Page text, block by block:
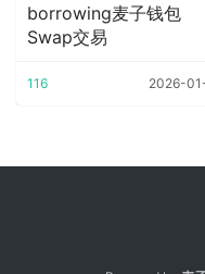
borrowing麦子钱包
Swap交易
116 2026-